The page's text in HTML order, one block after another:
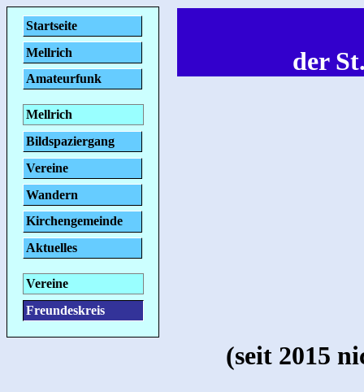
Startseite
Mellrich
Amateurfunk
Mellrich
Bildspaziergang
Vereine
Wandern
Kirchengemeinde
Aktuelles
Vereine
Freundeskreis
der
(seit 2015